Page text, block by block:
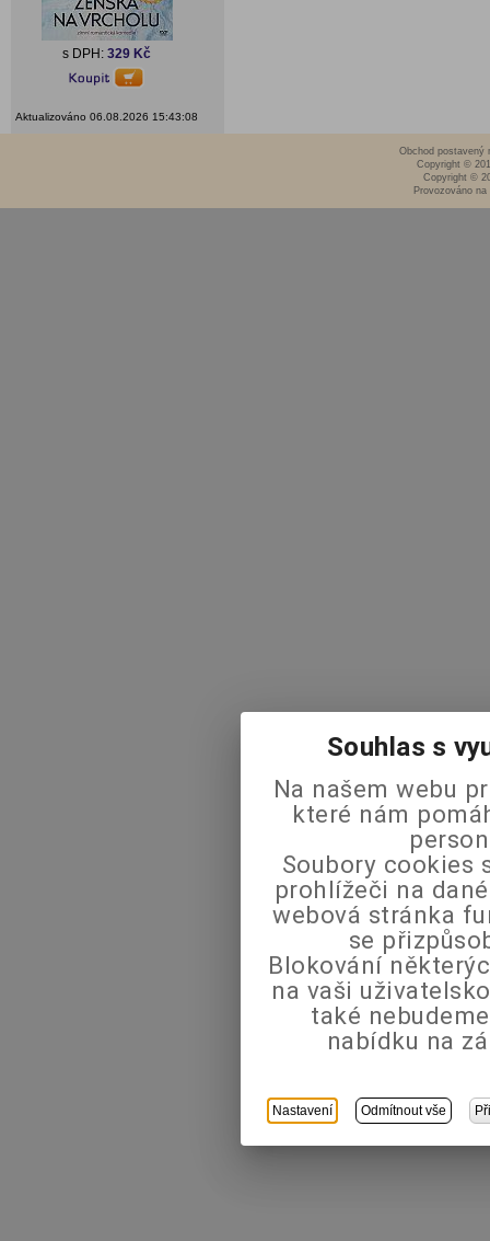
s DPH: 329 Kč
Aktualizováno 06.08.2026 15:43:08
Obchod postavený
Copyright ©
Copyright ©
Provozováno
Souhlas s
Na našem webu
které nám
Soubory cookies
prohlížeči na
webová stránka
se
Blokování
na vaši
také
nabídku na
Nastavení Odmítnout vše